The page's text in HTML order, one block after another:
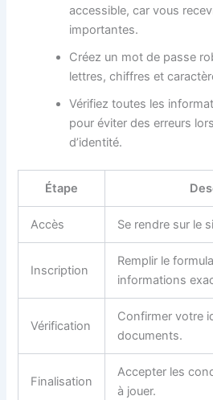
accessible, car vous
importantes.
Créez un mot de passe
lettres, chiffres et
Vérifiez toutes les
pour éviter des erreurs
d’identité.
Étape
Accès Se rendre sur le
Inscription
Remplir le
informations
Vérification
Confirmer votre
documents.
Finalisation
Accepter les
à jouer.